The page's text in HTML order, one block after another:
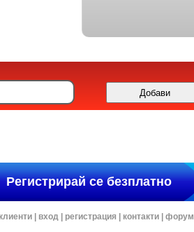
Регистрирай се безплатно
вход регистрация контакти форум